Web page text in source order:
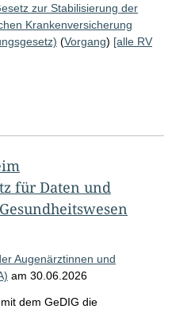
zur Stabilisierung der
Krankenversicherung
(Vorgang) [alle RV
für Daten und
Augenärztinnen und
am 30.06.2026
dem GeDIG die